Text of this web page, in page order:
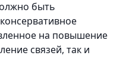
быть
на повышение
связей, так и